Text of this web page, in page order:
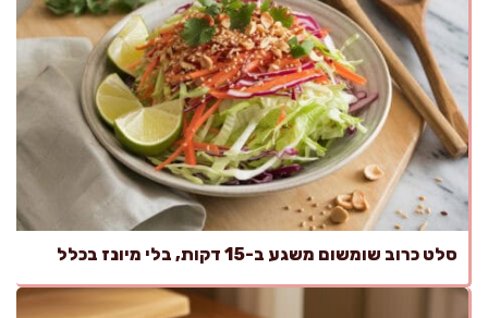
סלט כרוב שומשום משגע ב-15 דקות, בלי מיונז בכלל